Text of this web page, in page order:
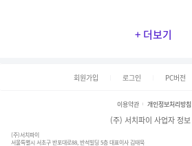
+ 더보기
회원가입 로그인 PC버전
이용약관 개인정보처리방침
(주) 서치파이 사업자 정보
(주)서치파이
서울특별시 서초구 반포대로88, 반석빌딩 5층 대표이사 김태묵